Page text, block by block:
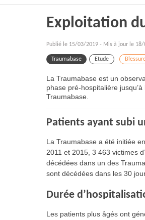
Exploitation
Publié le 15/03/2019 - Mis à jour le
Traumabase Etude
La Traumabase est un
phase pré-hospitalière
Traumabase.
Patients ayant subi
La Traumabase a été initiée
2011 et 2015, 3 463 victimes
décédées dans un des
sont décédées dans les 30
Durée
Les patients plus âgés ont